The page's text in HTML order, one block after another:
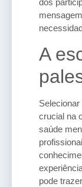
dos
A
crucial na
saúde
pode